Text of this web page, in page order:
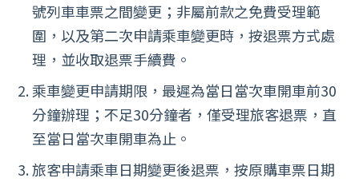
號列車車票之間變更；非屬前款之免費受理範
圍，以及第二次申請乘車變更時，按退票方式處
理，並收取退票手續費。
乘車變更申請期限，最遲為當日當次車開車前30
分鐘辦理；不足30分鐘者，僅受理旅客退票，直
至當日當次車開車為止。
旅客申請乘車日期變更後退票，按原購車票日期